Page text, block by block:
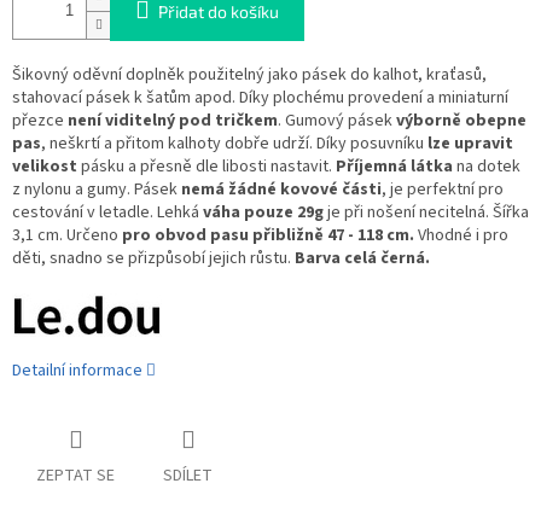
Přidat do košíku
Šikovný oděvní doplněk použitelný jako pásek do kalhot, kraťasů,
stahovací pásek k šatům apod. Díky plochému provedení a miniaturní
přezce není viditelný pod tričkem. Gumový pásekvýborně obepne
pas, neškrtí a přitom kalhoty dobře udrží. Díky posuvníku lze upravit
velikost pásku a přesně dle libosti nastavit. Příjemná látka na dotek
z nylonu a gumy. Pásek nemá žádné kovové části, je perfektní pro
cestování v letadle. Lehká váha pouze 29gje při nošení necitelná. Šířka
3,1 cm. Určeno pro obvod pasu přibližně 47 - 118 cm. Vhodné i pro
děti, snadno se přizpůsobí jejich růstu. Barva celá černá.
Detailní informace
ZEPTAT SE SDÍLET